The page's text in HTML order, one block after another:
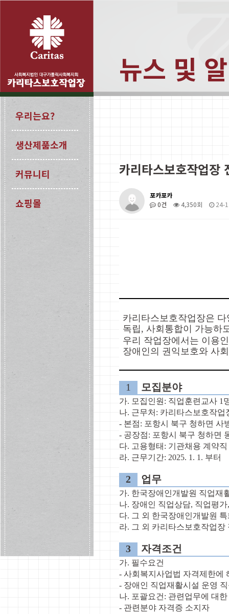
우리는요?
생산제품소개
커뮤니티
쇼핑몰
뉴스 및
카리타스보호작업장
포카포카
0건
4,350회 24-
카리타스보호작업장은
독립 , 사회통합이 가능하
우리 작업장에서는 이용
장애인의 권익보호와 사
1 모집분야
가. 모집인원 : 직업훈련교사 1
나. 근무처 : 카리타스보호작업
- 본점: 포항시 북구 청하면 사
- 공장점: 포항시 북구 청하면
다. 고용형태 : 기관채용 계약직
라. 근무기간: 2025. 1. 1. 부터
2 업무
가. 한국장애인개발원 직업재
나. 장애인 직업상담, 직업평가
다. 그 외 한국장애인개발원
라. 그 외 카리타스보호작업장
3 자격조건
가. 필수요건
- 사회복지사업법 자격제한에
- 장애인 직업재활시설 운영
나. 포괄요건 : 관련업무에 대
- 관련분야 자격증 소지자